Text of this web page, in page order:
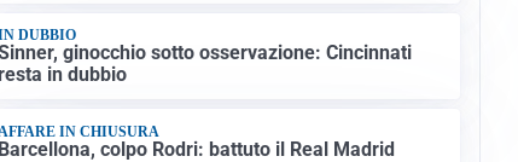
DUBBIO
ginocchio sotto osservazione: Cincinnati
in dubbio
AFFARE IN CHIUSURA
Barcellona, colpo Rodri: battuto il Real Madrid